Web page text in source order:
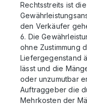
Rechtsstreits ist
den Verkäufer
6. Die
ohne Zustimmung
Liefergegenstand
lässt und die
oder unzumutbar
Auftraggeber die
Mehrkosten der